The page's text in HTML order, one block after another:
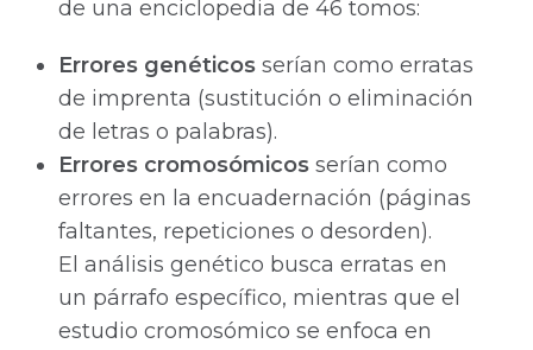
de una enciclopedia de 46 tomos:
Errores genéticos serían como erratas
de imprenta (sustitución o eliminación
de letras o palabras).
Errores cromosómicos serían como
errores en la encuadernación (páginas
faltantes, repeticiones o desorden).
El análisis genético busca erratas en
un párrafo específico, mientras que el
estudio cromosómico se enfoca en